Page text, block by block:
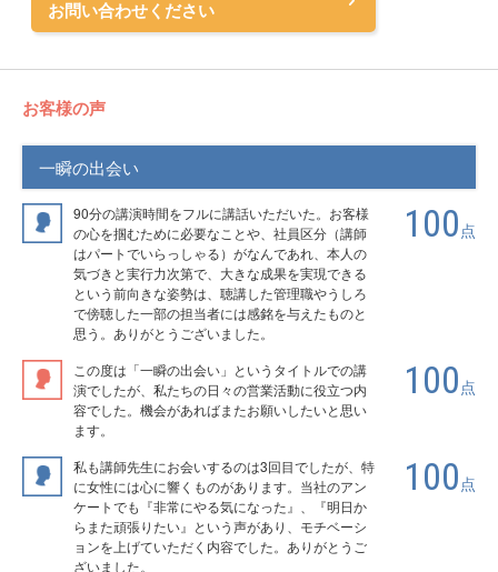
お問い合わせください
お客様の声
一瞬の出会い
90分の講演時間をフルに講話いただいた。お客様
の心を掴むために必要なことや、社員区分（講師
はパートでいらっしゃる）がなんであれ、本人の
気づきと実行力次第で、大きな成果を実現できる
という前向きな姿勢は、聴講した管理職やうしろ
で傍聴した一部の担当者には感銘を与えたものと
思う。ありがとうございました。
100 点
この度は「一瞬の出会い」というタイトルでの講
演でしたが、私たちの日々の営業活動に役立つ内
容でした。機会があればまたお願いしたいと思い
ます。
100 点
私も講師先生にお会いするのは3回目でしたが、特
に女性には心に響くものがあります。当社のアン
ケートでも『非常にやる気になった』、『明日か
らまた頑張りたい』という声があり、モチベーシ
ョンを上げていただく内容でした。ありがとうご
ざいました。
100 点